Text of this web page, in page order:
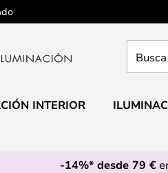
aquí
INTERIOR
-14%* desde 79 €